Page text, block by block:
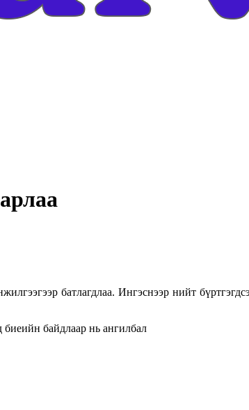
батлагдлаа. Ингэснээр нийт
байдлаар нь ангилбал